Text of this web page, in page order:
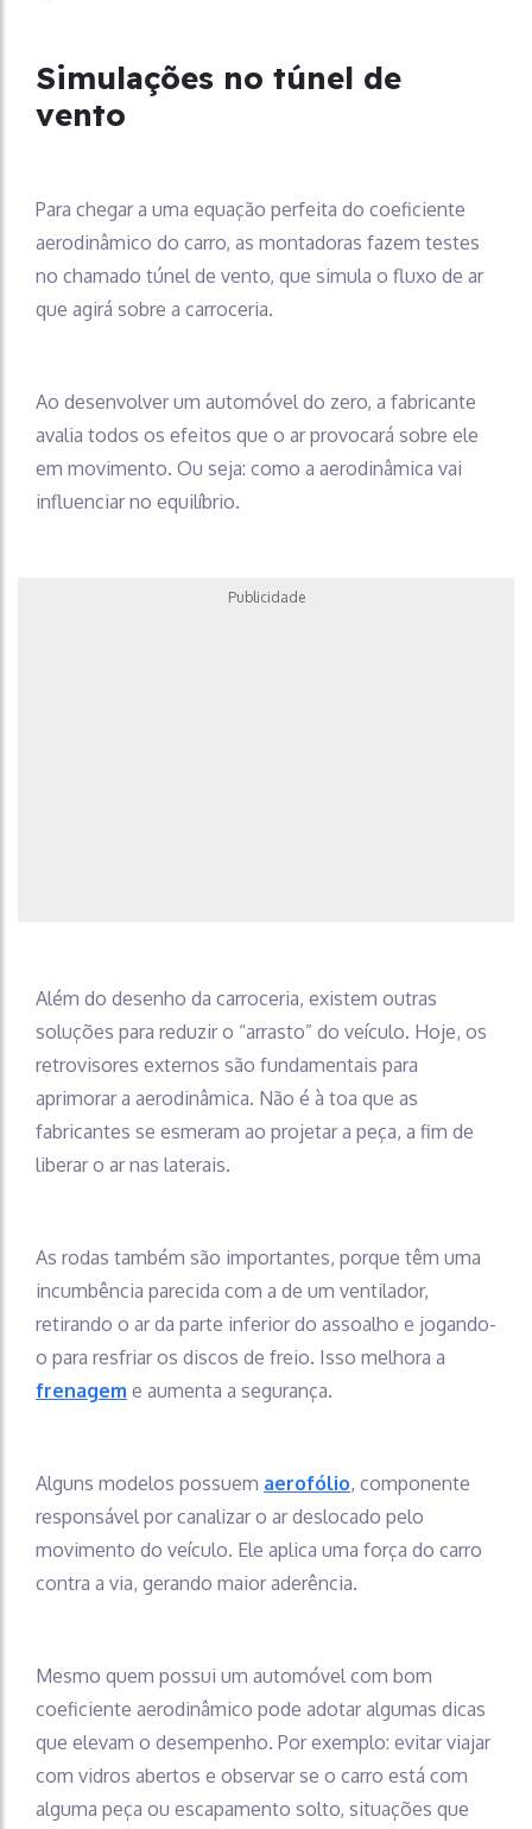
Simulações no túnel de
vento
Para chegar a uma equação perfeita do coeficiente
aerodinâmico do carro, as montadoras fazem testes
no chamado túnel de vento, que simula o fluxo de ar
que agirá sobre a carroceria.
Ao desenvolver um automóvel do zero, a fabricante
avalia todos os efeitos que o ar provocará sobre ele
em movimento. Ou seja: como a aerodinâmica vai
influenciar no equilíbrio.
Publicidade
Além do desenho da carroceria, existem outras
soluções para reduzir o “arrasto” do veículo. Hoje, os
retrovisores externos são fundamentais para
aprimorar a aerodinâmica. Não é à toa que as
fabricantes se esmeram ao projetar a peça, a fim de
liberar o ar nas laterais.
As rodas também são importantes, porque têm uma
incumbência parecida com a de um ventilador,
retirando o ar da parte inferior do assoalho e jogando-
o para resfriar os discos de freio. Isso melhora a
frenagem e aumenta a segurança.
Alguns modelos possuem aerofólio, componente
responsável por canalizar o ar deslocado pelo
movimento do veículo. Ele aplica uma força do carro
contra a via, gerando maior aderência.
Mesmo quem possui um automóvel com bom
coeficiente aerodinâmico pode adotar algumas dicas
que elevam o desempenho. Por exemplo: evitar viajar
com vidros abertos e observar se o carro está com
alguma peça ou escapamento solto, situações que